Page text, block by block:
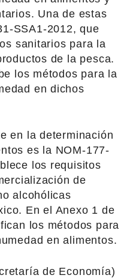
Una de estas
SSA1-2012, que
sanitarios para la
de la pesca.
los métodos para la
en dichos
en la determinación
es la NOM-177-
los requisitos
de
alcohólicas
En el Anexo 1 de
los métodos para
en alimentos.
de Economía)